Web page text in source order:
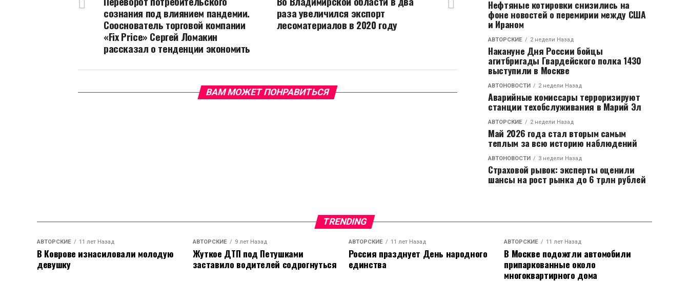
раза увеличился экспорт
лесоматериалов в 2020 году
сознания под влиянием пандемии.
Сооснователь торговой компании
«Fix Price» Сергей Ломакин
рассказал о тенденции экономить
ВАМ МОЖЕТ ПОНРАВИТЬСЯ
Нефтяные котировки снизились на
фоне новостей о перемирии между США
и Ираном
АВТОРСКИЕ 2 недели Назад
Накануне Дня России бойцы
агитбригады Гвардейского полка 1430
выступили в Москве
АВТОНОВОСТИ 2 недели Назад
Аварийные комиссары терроризируют
станции техобслуживания в Марий Эл
АВТОРСКИЕ 2 недели Назад
Май 2026 года стал вторым самым
теплым за всю историю наблюдений
АВТОНОВОСТИ 3 недели Назад
Страховой рывок: эксперты оценили
шансы на рост рынка до 6 трлн рублей
TRENDING
АВТОРСКИЕ 11 лет Назад
В Коврове изнасиловали молодую
девушку
АВТОРСКИЕ 9 лет Назад
Жуткое ДТП под Петушками
заставило водителей содрогнуться
АВТОРСКИЕ 11 лет Назад
Россия празднует День народного
единства
АВТОРСКИЕ 11 лет Назад
В Москве подожгли автомобили
припаркованные около
многоквартирного дома